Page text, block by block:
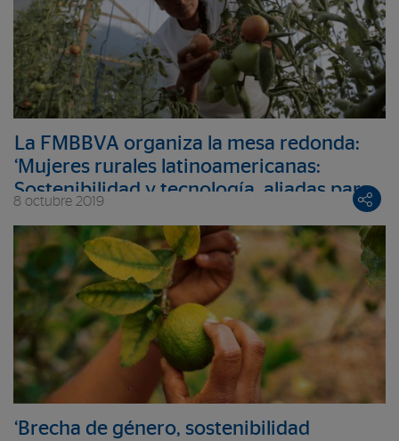
La FMBBVA organiza la mesa redonda:
‘Mujeres rurales latinoamericanas:
Sostenibilidad y tecnología, aliadas para
8 octubre 2019
‘Brecha de género, sostenibilidad